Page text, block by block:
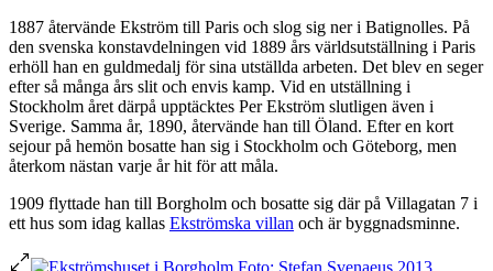
1887 återvände Ekström till Paris och slog sig ner i Batignolles. På
den svenska konstavdelningen vid 1889 års världsutställning i Paris
erhöll han en guldmedalj för sina utställda arbeten. Det blev en seger
efter så många års slit och envis kamp. Vid en utställning i
Stockholm året därpå upptäcktes Per Ekström slutligen även i
Sverige. Samma år, 1890, återvände han till Öland. Efter en kort
sejour på hemön bosatte han sig i Stockholm och Göteborg, men
återkom nästan varje år hit för att måla.
1909 flyttade han till Borgholm och bosatte sig där på Villagatan 7 i
ett hus som idag kallas Ekströmska villan och är byggnadsminne.